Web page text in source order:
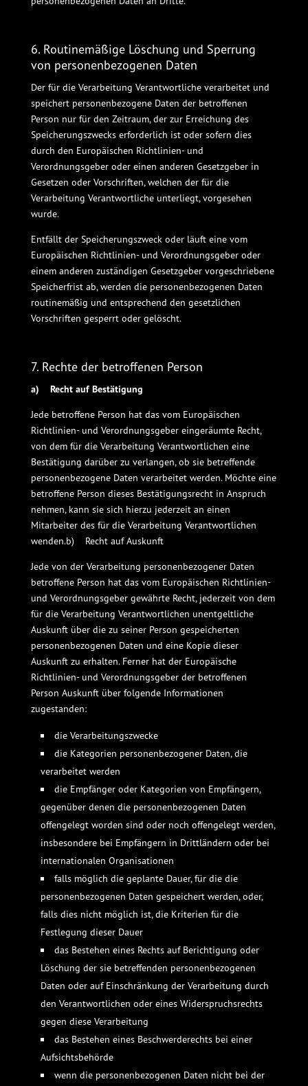
6. Routinemäßige Löschung und Sperrung
von personenbezogenen Daten
Der für die Verarbeitung Verantwortliche verarbeitet und
speichert personenbezogene Daten der betroffenen
Person nur für den Zeitraum, der zur Erreichung des
Speicherungszwecks erforderlich ist oder sofern dies
durch den Europäischen Richtlinien- und
Verordnungsgeber oder einen anderen Gesetzgeber in
Gesetzen oder Vorschriften, welchen der für die
Verarbeitung Verantwortliche unterliegt, vorgesehen
wurde.
Entfällt der Speicherungszweck oder läuft eine vom
Europäischen Richtlinien- und Verordnungsgeber oder
einem anderen zuständigen Gesetzgeber vorgeschriebene
Speicherfrist ab, werden die personenbezogenen Daten
routinemäßig und entsprechend den gesetzlichen
Vorschriften gesperrt oder gelöscht.
7. Rechte der betroffenen Person
a) Recht auf Bestätigung
Jede betroffene Person hat das vom Europäischen
Richtlinien- und Verordnungsgeber eingeräumte Recht,
von dem für die Verarbeitung Verantwortlichen eine
Bestätigung darüber zu verlangen, ob sie betreffende
personenbezogene Daten verarbeitet werden. Möchte eine
betroffene Person dieses Bestätigungsrecht in Anspruch
nehmen, kann sie sich hierzu jederzeit an einen
Mitarbeiter des für die Verarbeitung Verantwortlichen
wenden.b) Recht auf Auskunft
Jede von der Verarbeitung personenbezogener Daten
betroffene Person hat das vom Europäischen Richtlinien-
und Verordnungsgeber gewährte Recht, jederzeit von dem
für die Verarbeitung Verantwortlichen unentgeltliche
Auskunft über die zu seiner Person gespeicherten
personenbezogenen Daten und eine Kopie dieser
Auskunft zu erhalten. Ferner hat der Europäische
Richtlinien- und Verordnungsgeber der betroffenen
Person Auskunft über folgende Informationen
zugestanden:
die Verarbeitungszwecke
die Kategorien personenbezogener Daten, die
verarbeitet werden
die Empfänger oder Kategorien von Empfängern,
gegenüber denen die personenbezogenen Daten
offengelegt worden sind oder noch offengelegt werden,
insbesondere bei Empfängern in Drittländern oder bei
internationalen Organisationen
falls möglich die geplante Dauer, für die die
personenbezogenen Daten gespeichert werden, oder,
falls dies nicht möglich ist, die Kriterien für die
Festlegung dieser Dauer
das Bestehen eines Rechts auf Berichtigung oder
Löschung der sie betreffenden personenbezogenen
Daten oder auf Einschränkung der Verarbeitung durch
den Verantwortlichen oder eines Widerspruchsrechts
gegen diese Verarbeitung
das Bestehen eines Beschwerderechts bei einer
Aufsichtsbehörde
wenn die personenbezogenen Daten nicht bei der